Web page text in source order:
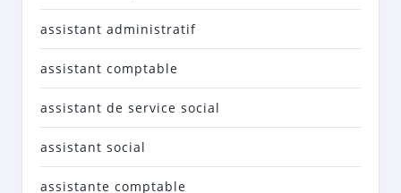
assistant administratif
assistant comptable
assistant de service social
assistant social
assistante comptable